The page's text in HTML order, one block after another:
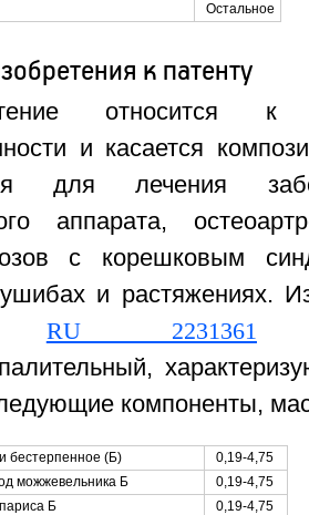
Остальное
к патенту
относится к
и касается
для лечения
аппарата,
с корешковым
и растяжениях.
RU 2231361
компоненты,
бестерпенное (Б)
0,19-4,75
можжевельника Б
0,19-4,75
Б
0,19-4,75